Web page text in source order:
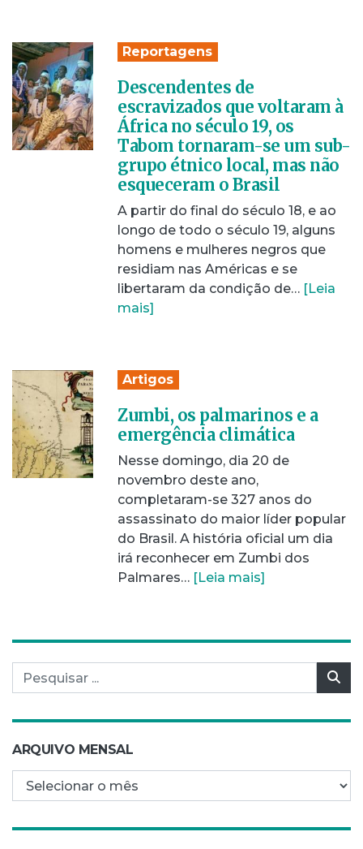
Reportagens
Descendentes de
escravizados que voltaram à
África no século 19, os
Tabom tornaram-se um sub-
grupo étnico local, mas não
esqueceram o Brasil
A partir do final do século 18, e ao
longo de todo o século 19, alguns
homens e mulheres negros que
residiam nas Américas e se
libertaram da condição de… [Leia
mais]
Artigos
Zumbi, os palmarinos e a
emergência climática
Nesse domingo, dia 20 de
novembro deste ano,
completaram-se 327 anos do
assassinato do maior líder popular
do Brasil. A história oficial um dia
irá reconhecer em Zumbi dos
Palmares… [Leia mais]
Pesquisar por:
ARQUIVO MENSAL
Arquivo mensal